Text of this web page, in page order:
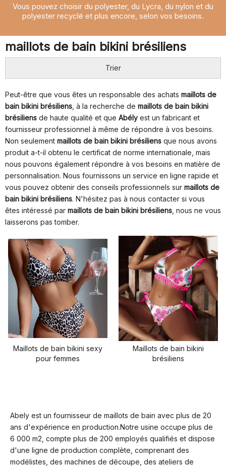
Vous pouvez choisir du polyester, du Lycra, du nylon et du
polyester recyclé et plus encore, selon vos besoins.
maillots de bain bikini brésiliens
Trier
Peut-être que vous êtes un responsable des achats maillots de
bain bikini brésiliens , à la recherche de maillots de bain bikini
brésiliens de haute qualité et que Abély est un fabricant et
fournisseur professionnel à même de répondre à vos besoins.
Non seulement maillots de bain bikini brésiliens que nous avons
produit a-t-il obtenu le certificat de norme internationale, mais
nous pouvons également répondre à vos besoins en matière de
personnalisation. Nous fournissons un service en ligne rapide et
vous pouvez obtenir des conseils professionnels sur maillots de
bain bikini brésiliens. N'hésitez pas à nous contacter si vous
êtes intéressé par maillots de bain bikini brésiliens , nous ne vous
laisserons pas tomber.
Maillots de bain bikini sexy
pour femmes
Maillots de bain bikini
brésiliens
Abely est un fournisseur de maillots de bain avec plus de 20
ans d'expérience en production.Notre usine occupe plus de
6 000 m2, compte plus de 200 employés qualifiés et dispose
d'une ligne de production complète, comprenant des
modélistes, des machines de découpe, des ateliers de